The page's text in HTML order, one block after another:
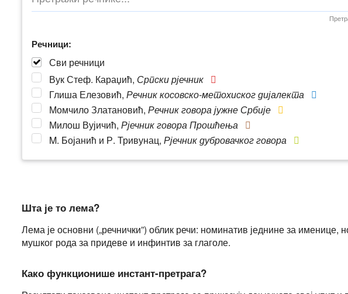
Речници:
Сви речници
Вук Стеф. Караџић, Српски рјечник
Глиша Елезовић, Речник косовско-метохиског дијалекта
Момчило Златановић, Речник говора јужне Србије
Милош Вујичић, Рјечник говора Прошћења
M. Бојанић и Р. Тривунац, Рјечник дубровачког говора
Шта је то лема?
Лема је основни („речнички”) облик речи: номинатив једнине за именице,
мушког рода за придеве и инфинтив за глаголе.
Како функционише инстант-претрага?